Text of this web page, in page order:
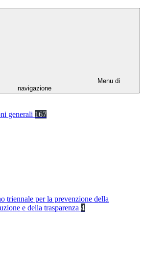
Menu di
navigazione
generali 167
triennale per la prevenzione della
e della trasparenza 4